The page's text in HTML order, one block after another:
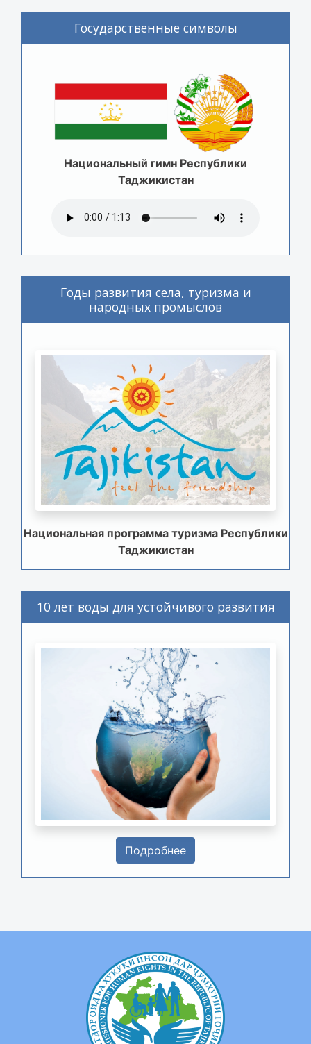
Государственные символы
Национальный гимн Республики
Таджикистан
Годы развития села, туризма и
народных промыслов
Национальная программа туризма Республики
Таджикистан
10 лет воды для устойчивого развития
Подробнее